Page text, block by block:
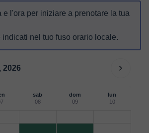
e l'ora per iniziare a prenotare la tua
indicati nel tuo fuso orario locale.
2026
sab
08
dom
09
lun
10